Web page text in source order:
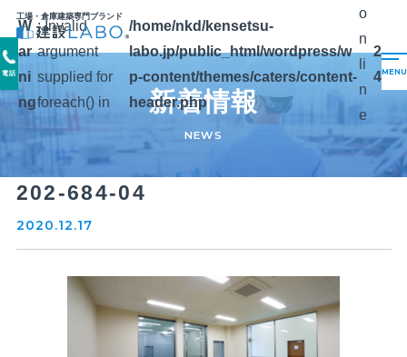
工場・倉庫建築専門ブランド
電話
W
ar
ni
ng
: Invalid
argument
supplied for
foreach() in
/home/nkd/kensetsu-
labo.jp/public_html/wordpress/w
p-content/themes/caters/content-
header.php
o
n
li
n
e
2
4
新着情報
NEWS
202-684-04
2020.12.17